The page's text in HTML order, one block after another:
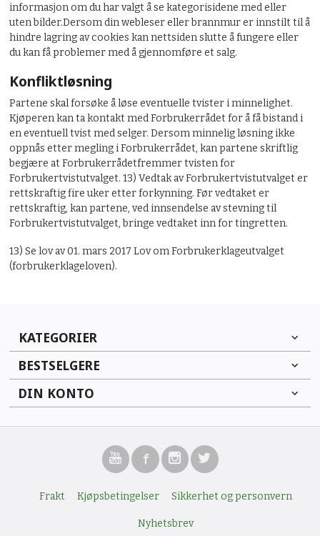
informasjon om du har valgt å se kategorisidene med eller
uten bilder.Dersom din webleser eller brannmur er innstilt til å
hindre lagring av cookies kan nettsiden slutte å fungere eller
du kan få problemer med å gjennomføre et salg.
Konfliktløsning
Partene skal forsøke å løse eventuelle tvister i minnelighet.
Kjøperen kan ta kontakt med Forbrukerrådet for å få bistand i
en eventuell tvist med selger. Dersom minnelig løsning ikke
oppnås etter megling i Forbrukerrådet, kan partene skriftlig
begjære at Forbrukerrådetfremmer tvisten for
Forbrukertvistutvalget. 13) Vedtak av Forbrukertvistutvalget er
rettskraftig fire uker etter forkynning. Før vedtaket er
rettskraftig, kan partene, ved innsendelse av stevning til
Forbrukertvistutvalget, bringe vedtaket inn for tingretten.
13) Se lov av 01. mars 2017 Lov om Forbrukerklageutvalget
(forbrukerklageloven).
KATEGORIER
BESTSELGERE
DIN KONTO
Frakt Kjøpsbetingelser Sikkerhet og personvern
Nyhetsbrev